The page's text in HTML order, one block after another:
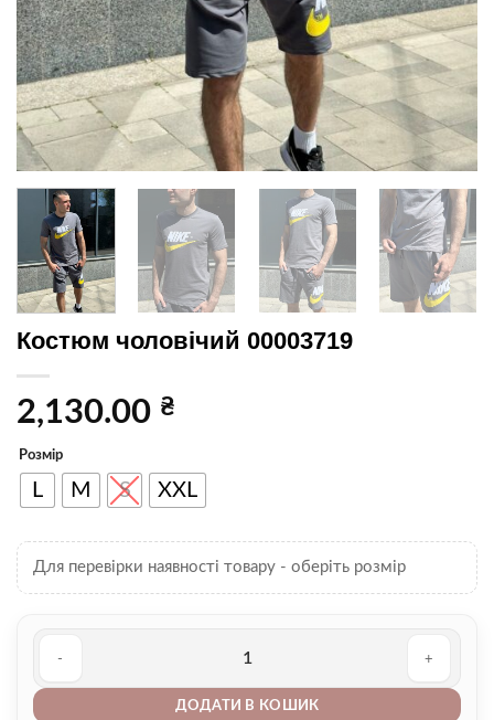
Костюм чоловічий 00003719
2,130.00 ₴
Розмір
L M S XXL
Для перевірки наявності товару - оберіть розмір
ДОДАТИ В КОШИК